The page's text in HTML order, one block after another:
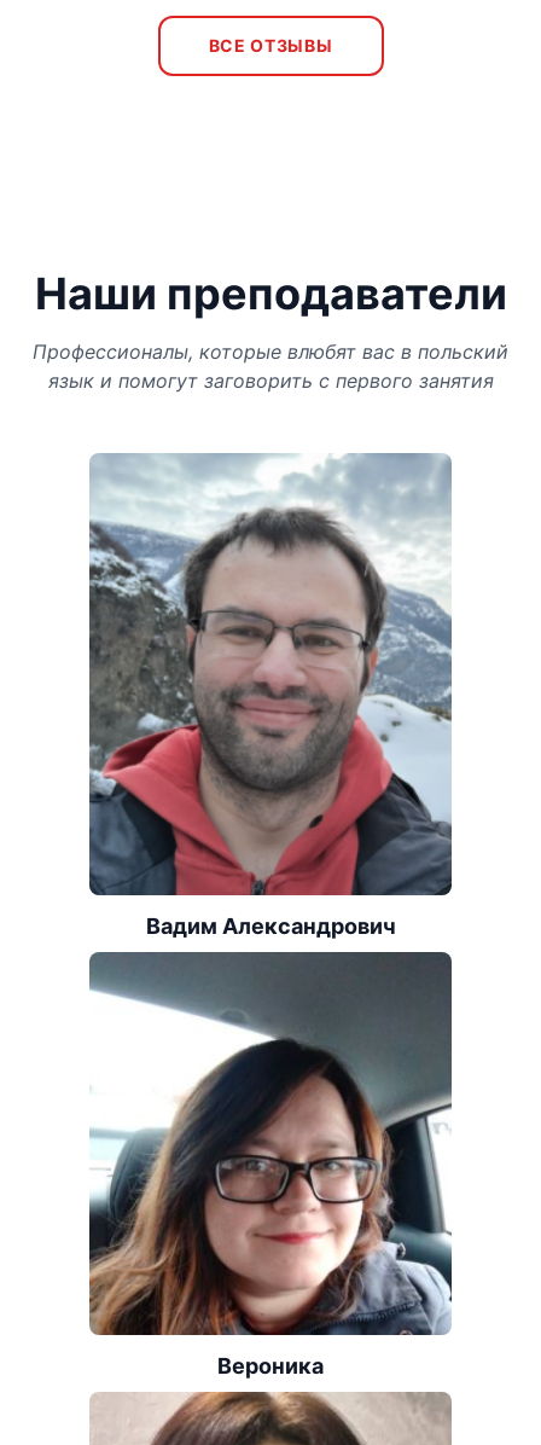
ВСЕ ОТЗЫВЫ
Наши преподаватели
Профессионалы, которые влюбят вас в польский
язык и помогут заговорить с первого занятия
Вадим Александрович
Вероника